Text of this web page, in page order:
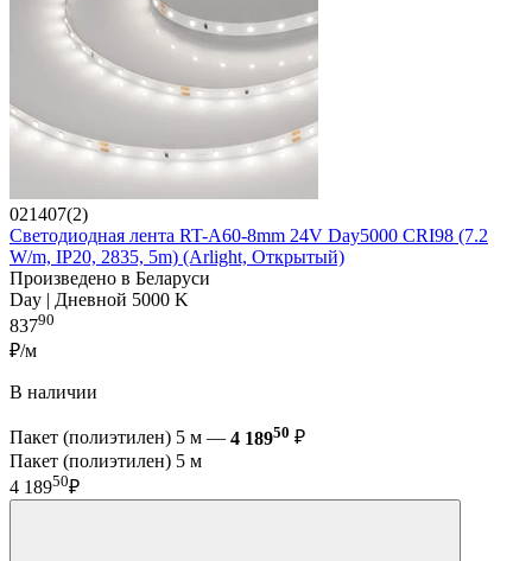
021407(2)
Светодиодная лента RT-A60-8mm 24V Day5000 CRI98 (7.2
W/m, IP20, 2835, 5m) (Arlight, Открытый)
Произведено в Беларуси
Day | Дневной 5000 K
83790
₽/м
В наличии
Пакет (полиэтилен) 5 м — 4 18950 ₽
Пакет (полиэтилен) 5 м
4 18950₽